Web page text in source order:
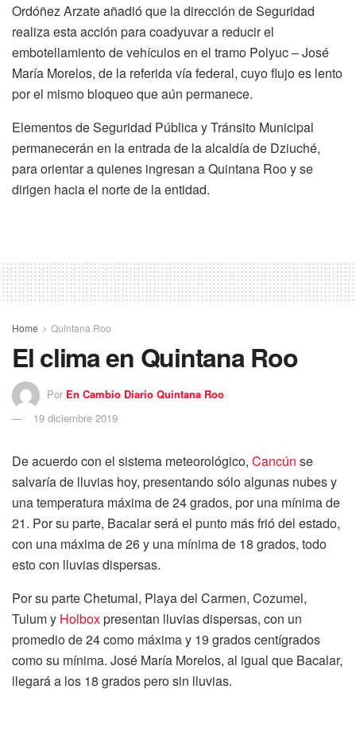
Ordóñez Arzate añadió que la dirección de Seguridad
realiza esta acción para coadyuvar a reducir el
embotellamiento de vehículos en el tramo Polyuc – José
María Morelos, de la referida vía federal, cuyo flujo es lento
por el mismo bloqueo que aún permanece.
Elementos de Seguridad Pública y Tránsito Municipal
permanecerán en la entrada de la alcaldía de Dziuché,
para orientar a quienes ingresan a Quintana Roo y se
dirigen hacia el norte de la entidad.
Home Quintana Roo
El clima en Quintana Roo
Por En Cambio Diario Quintana Roo
19 diciembre 2019
De acuerdo con el sistema meteorológico, Cancún se
salvaría de lluvias hoy, presentando sólo algunas nubes y
una temperatura máxima de 24 grados, por una mínima de
21. Por su parte, Bacalar será el punto más frió del estado,
con una máxima de 26 y una mínima de 18 grados, todo
esto con lluvias dispersas.
Por su parte Chetumal, Playa del Carmen, Cozumel,
Tulum y Holboxpresentan lluvias dispersas, con un
promedio de 24 como máxima y 19 grados centígrados
como su mínima. José María Morelos, al igual que Bacalar,
llegará a los 18 grados pero sin lluvias.